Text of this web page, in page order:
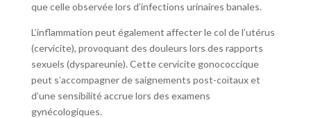
que celle observée lors d’infections urinaires banales.
L’inflammation peut également affecter le col de l’utérus
(cervicite), provoquant des douleurs lors des rapports
sexuels (dyspareunie). Cette cervicite gonococcique
peut s’accompagner de saignements post-coïtaux et
d’une sensibilité accrue lors des examens
gynécologiques.